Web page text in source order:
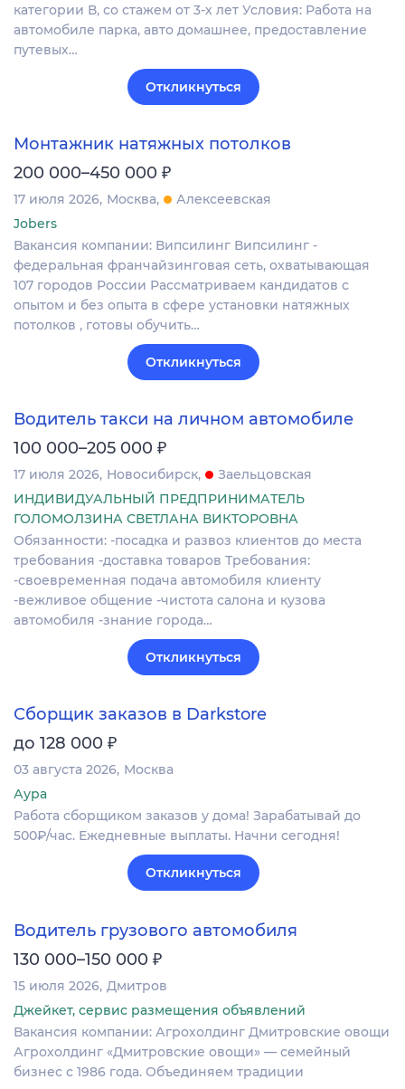
категории В, со стажем от 3-х лет Условия: Работа на
автомобиле парка, авто домашнее, предоставление
путевых…
Откликнуться
Монтажник натяжных потолков
200 000–450 000 ₽
17 июля 2026 Москва
Алексеевская
Jobers
Вакансия компании: Випсилинг Випсилинг -
федеральная франчайзинговая сеть, охватывающая
107 городов России Рассматриваем кандидатов c
опытом и без опыта в сфере установки натяжных
потолков , готовы обучить…
Откликнуться
Водитель такси на личном автомобиле
100 000–205 000 ₽
17 июля 2026 Новосибирск
Заельцовская
ИНДИВИДУАЛЬНЫЙ ПРЕДПРИНИМАТЕЛЬ
ГОЛОМОЛЗИНА СВЕТЛАНА ВИКТОРОВНА
Обязанности: -посадка и развоз клиентов до места
требования -доставка товаров Требования:
-своевременная подача автомобиля клиенту
-вежливое общение -чистота салона и кузова
автомобиля -знание города…
Откликнуться
Сборщик заказов в Darkstore
до 128 000 ₽
03 августа 2026 Москва
Аура
Работа сборщиком заказов у дома! Зарабатывай до
500₽/час. Ежедневные выплаты. Начни сегодня!
Откликнуться
Водитель грузового автомобиля
130 000–150 000 ₽
15 июля 2026 Дмитров
Джейкет, сервис размещения объявлений
Вакансия компании: Агрохолдинг Дмитровские овощи
Агрохолдинг «Дмитровские овощи» — семейный
бизнес с 1986 года. Объединяем традиции